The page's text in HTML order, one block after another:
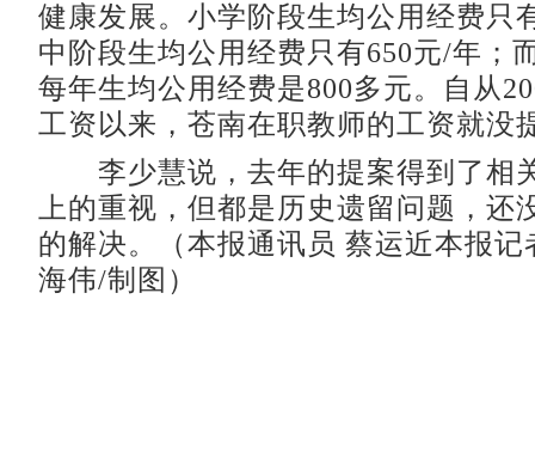
健康发展。小学阶段生均公用经费只
中阶段生均公用经费只有650元/年；
每年生均公用经费是800多元。自从
工资以来，苍南在职教师的工资就没
李少慧说，去年的提案得到了相
上的重视，但都是历史遗留问题，还
的解决。（本报通讯员 蔡运近本报
海伟/制图）